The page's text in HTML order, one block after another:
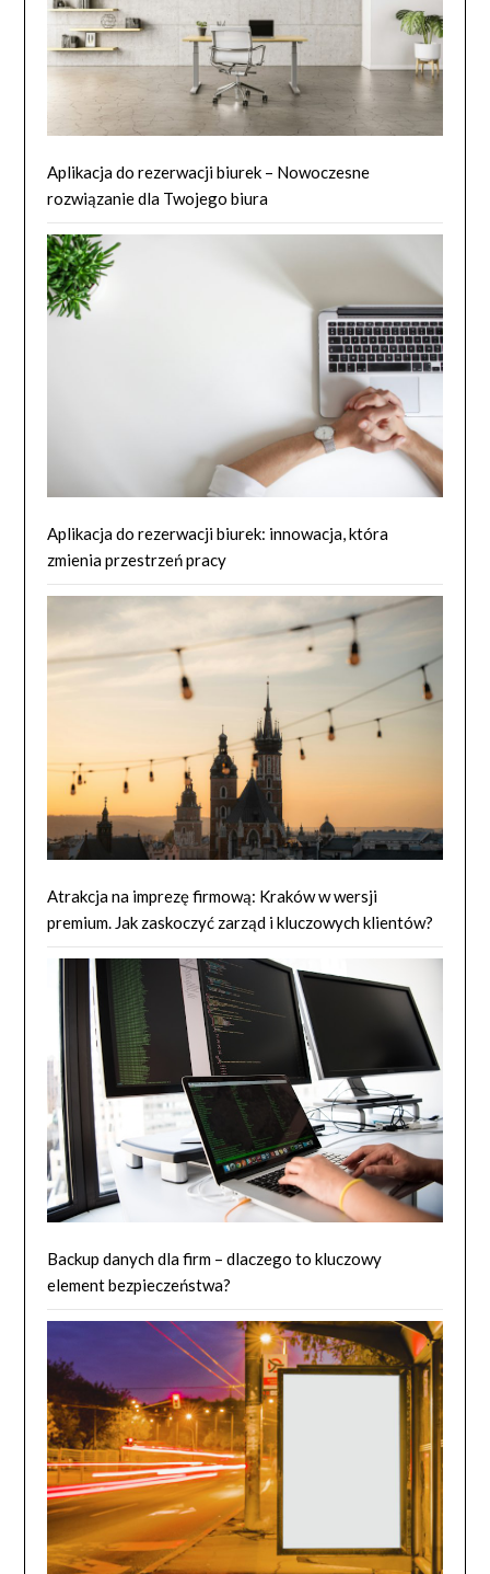
Aplikacja do rezerwacji biurek – Nowoczesne
rozwiązanie dla Twojego biura
Aplikacja do rezerwacji biurek: innowacja, która
zmienia przestrzeń pracy
Atrakcja na imprezę firmową: Kraków w wersji
premium. Jak zaskoczyć zarząd i kluczowych klientów?
Backup danych dla firm – dlaczego to kluczowy
element bezpieczeństwa?